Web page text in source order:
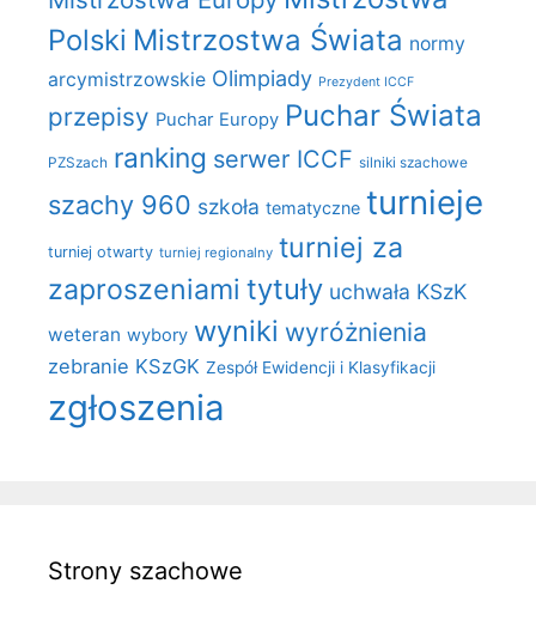
Polski Mistrzostwa Świata normy
arcymistrzowskie Olimpiady Prezydent ICCF
przepisy Puchar Europy Puchar Świata
PZSzach ranking serwer ICCF silniki szachowe
szachy 960 szkoła tematyczne turnieje
turniej otwarty turniej regionalny turniej za
zaproszeniami tytuły uchwała KSzK
weteran wybory wyniki wyróżnienia
zebranie KSzGK Zespół Ewidencji i Klasyfikacji
zgłoszenia
Strony szachowe